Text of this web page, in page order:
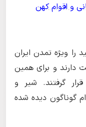
و اقوام کهن
را ویژه تمدن ایران
دارند و برای همین
گرفتند. شیر و
گوناگون دیده شده